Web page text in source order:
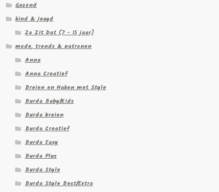
Gezond
kind & jeugd
Zo Zit Dat (7 - 15 jaar)
mode, trends & patronen
Anna
Anna Creatief
Breien en Haken met Style
Burda Baby/Kids
Burda breien
Burda Creatief
Burda Easy
Burda Plus
Burda Style
Burda Style Best/Extra